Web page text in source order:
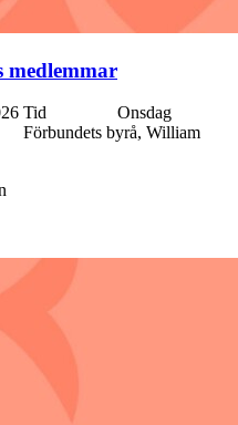
medlemmar
2026 Tid Onsdag
byrå, William